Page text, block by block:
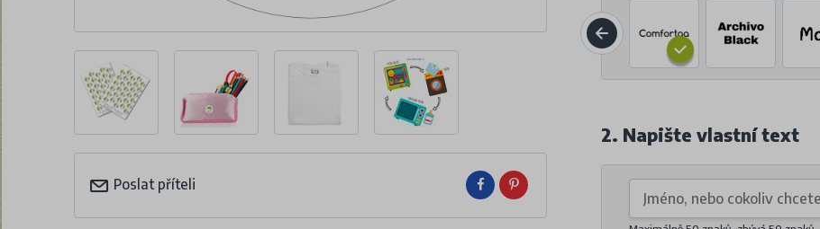
Poslat příteli
2. Napište vlastní text